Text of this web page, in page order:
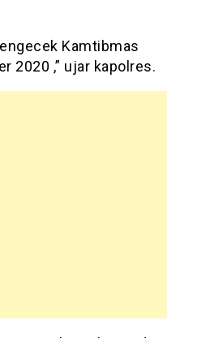
Kamtibmas
2020 ,” ujar kapolres.